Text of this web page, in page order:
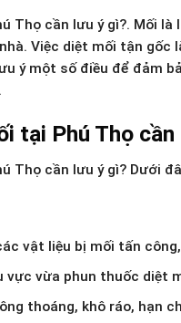
Thọ cần lưu ý gì?. Mối
Việc diệt mối tận gốc
ý một số điều để đảm
tại Phú Thọ
Thọ cần lưu ý gì? Dưới
vật liệu bị mối tấn
vực vừa phun thuốc diệt
thoáng, khô ráo, hạn